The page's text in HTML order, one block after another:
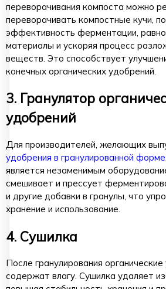
переворачивания компоста можно
переворачивать компостные кучи,
эффективность ферментации,
материалы и ускоряя процесс
веществ. Это способствует
конечных органических удобрений.
3. Гранулятор
удобрений
Для производителей, желающих
удобрения в гранулированной форме
является незаменимым
смешивает и прессует
и другие добавки в гранулы, что
хранение и использование.
4. Сушилка
После гранулирования
содержат влагу. Сушилка удаляет